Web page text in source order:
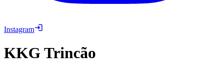
Instagram
KKG Trincão